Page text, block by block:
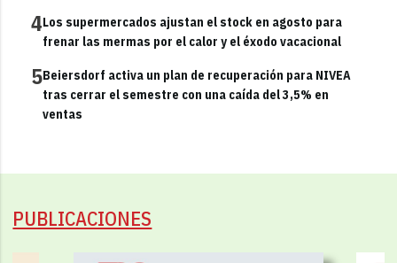
4Los supermercados ajustan el stock en agosto para
frenar las mermas por el calor y el éxodo vacacional
5Beiersdorf activa un plan de recuperación para NIVEA
tras cerrar el semestre con una caída del 3,5% en
ventas
PUBLICACIONES